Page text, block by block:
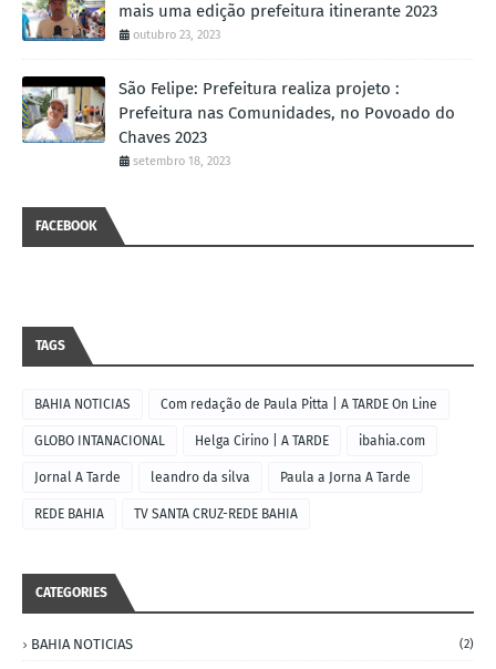
mais uma edição prefeitura itinerante 2023
outubro 23, 2023
São Felipe: Prefeitura realiza projeto :
Prefeitura nas Comunidades, no Povoado do
Chaves 2023
setembro 18, 2023
FACEBOOK
TAGS
BAHIA NOTICIAS Com redação de Paula Pitta | A TARDE On Line
GLOBO INTANACIONAL Helga Cirino | A TARDE ibahia.com
Jornal A Tarde leandro da silva Paula a Jorna A Tarde
REDE BAHIA TV SANTA CRUZ-REDE BAHIA
CATEGORIES
BAHIA NOTICIAS (2)